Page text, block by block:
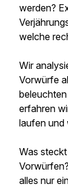
werden?
welche
Wir
Vorwürfe
erfahren
laufen und
Was
alles nur